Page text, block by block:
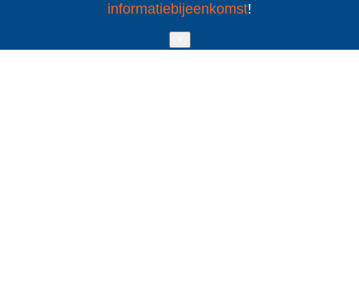
informatiebijeenkomst!
3511 BT Utrecht